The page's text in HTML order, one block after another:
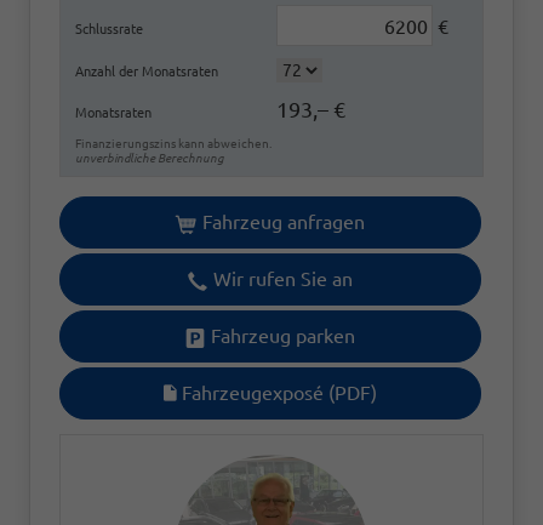
Schlussrate €
Anzahl der Monatsraten
Monatsraten 193,– €
Finanzierungszins kann abweichen.
unverbindliche Berechnung
Fahrzeug anfragen
Wir rufen Sie an
Fahrzeug parken
Fahrzeugexposé (PDF)